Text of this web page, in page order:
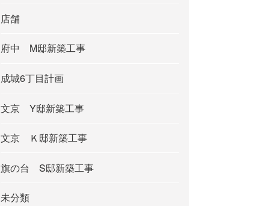
店舗
府中 M邸新築工事
成城6丁目計画
文京 Y邸新築工事
文京 Ｋ邸新築工事
旗の台 S邸新築工事
未分類